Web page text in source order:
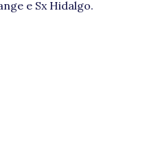
e Sx Hidalgo.